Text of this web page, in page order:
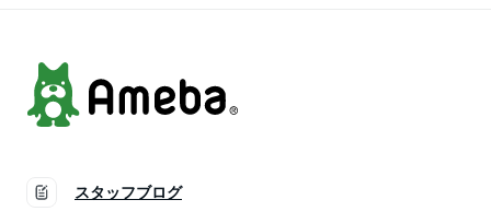
スタッフブログ